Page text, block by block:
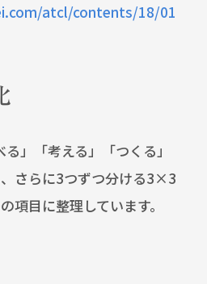
atcl/contents/18/01
」「考える」「つくる」
さらに3つずつ分ける3×3
項目に整理しています。